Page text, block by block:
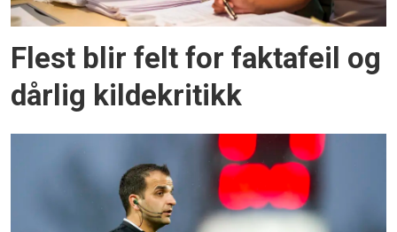
Flest blir felt for faktafeil og
dårlig kildekritikk